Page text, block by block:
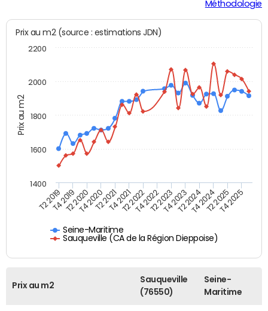
Méthodologie
Prix au m2
Prix au m2 (source : estimations JDN)
Seine-Maritime
Sauqueville (CA de la Région Dieppoise)
T2 2019T4 2019T2 2020T4 2020T2 2021T4 2021T2 2022T4 2022T2 2023T4 2023T2 2024T4 2024T2 2025T4 2025
1400
1600
1800
2000
2200
Prix au m2
Sauqueville
(76550)
Seine-
Maritime